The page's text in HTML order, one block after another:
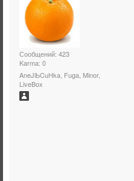
Сообщений: 423
Karma: 0
AneJlЬCuHka, Fuga, Minor,
LiveBox